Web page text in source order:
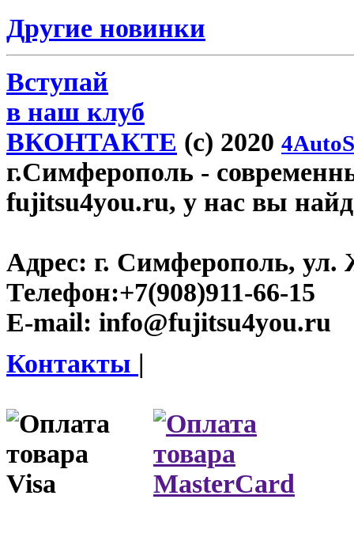
Другие новинки
Вступай
в наш клуб
ВКОНТАКТЕ (c) 2020
г.Симферополь -
fujitsu4you.ru, у нас вы
Адрес: г. Симферополь, ул.
Телефон:+7(908)911-66-15
E-mail: info@fujitsu4you.ru
Контакты |